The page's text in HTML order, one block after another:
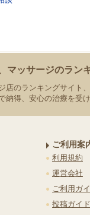
マッサージのラン
店のランキングサイト
納得、安心の治療を受
ご利用案
利用規約
運営会社
ご利用ガ
投稿ガイ